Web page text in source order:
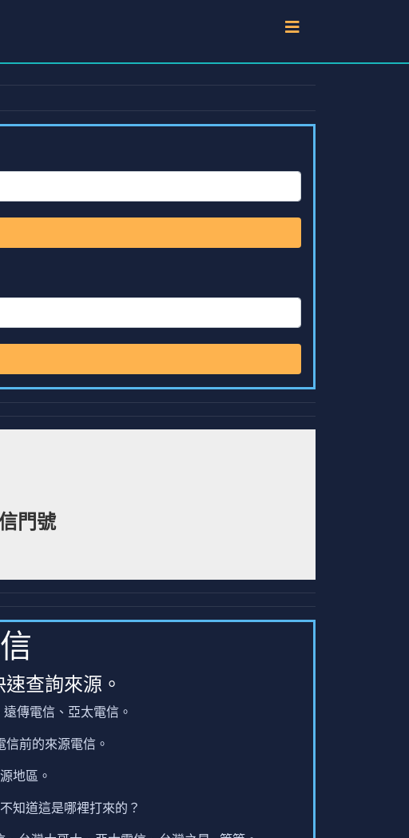
門號
查詢來源。
傳電信、亞太電信。
前的來源電信。
地區。
知道這是哪裡打來的？